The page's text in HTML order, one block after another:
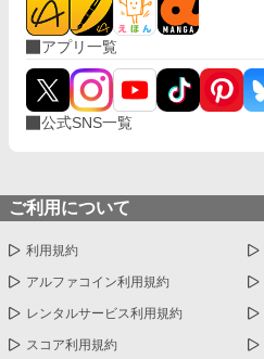
アプリ一覧
公式SNS一覧
ご利用について
利用規約
アルファコイン利用規約
レンタルサービス利用規約
スコア利用規約